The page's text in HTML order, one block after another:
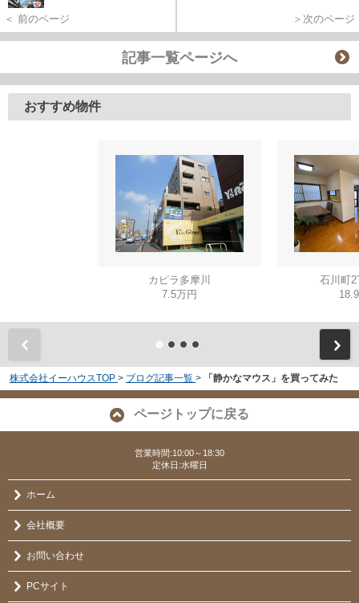
＜ 前のページ ＞次のページ
記事一覧ページへ
おすすめ物件
カピラ多摩川
7.5万円
石川町
株式会社イーハウスTOP > ブログ記事一覧 > 「静かなマウス」を買ってみた
ページトップに戻る
営業時間:10:00～18:30
定休日:水曜日
ホーム
会社概要
お問い合わせ
PCサイト